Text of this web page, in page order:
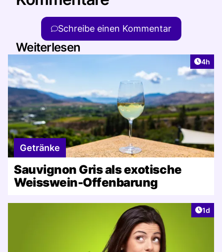
Schreibe einen Kommentar
Weiterlesen
4h
Getränke
Sauvignon Gris als exotische
Weisswein-Offenbarung
1d